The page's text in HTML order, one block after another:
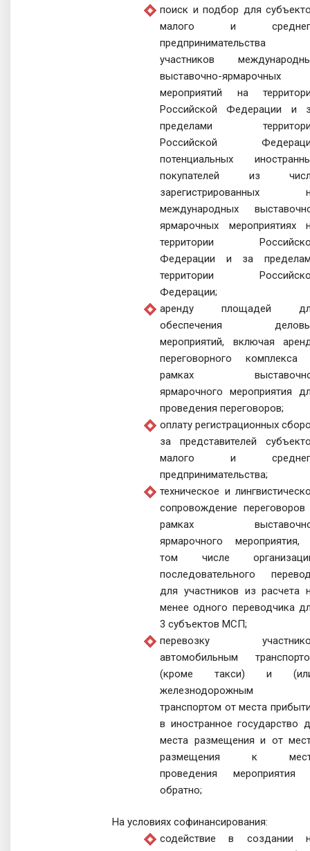
поиск и подбор для
малого и
участников
выставочно-ярмарочных
мероприятий на
Российской Федерации и
пределами
Российской
потенциальных
покупателей из
зарегистрированных
международных
ярмарочных мероприятиях
территории
Федерации и за
территории
Федерации;
аренду площадей
обеспечения
мероприятий, включая
переговорного комплекса
рамках
ярмарочного мероприятия
проведения переговоров;
оплату регистрационных
за представителей
малого и
предпринимательства;
техническое и
сопровождение переговоров
рамках
ярмарочного мероприятия,
том числе
последовательного
для участников из расчета
менее одного переводчика
3 субъектов MCП;
перевозку
автомобильным
(кроме такси) и
железнодорожным
транспортом от места
в иностранное государство
места размещения и от
размещения к
проведения мероприятия
обратно;
На условиях софинансирования:
содействие в создании